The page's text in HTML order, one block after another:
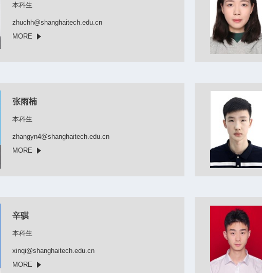
本科生
zhuchh@shanghaitech.edu.cn
MORE
张雨楠
本科生
zhangyn4@shanghaitech.edu.cn
MORE
辛骐
本科生
xinqi@shanghaitech.edu.cn
MORE